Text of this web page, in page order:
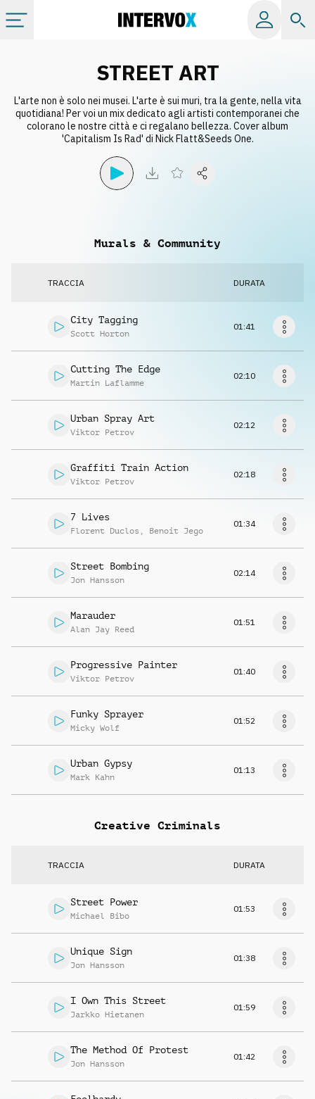
Album
Richiedi musica
STREET ART
L'arte non è solo nei musei. L'arte è sui muri, tra la gente, nella vita
quotidiana! Per voi un mix dedicato agli artisti contemporanei che
colorano le nostre città e ci regalano bellezza. Cover album
'Capitalism Is Rad' di Nick Flatt&Seeds One.
Murals & Community
TRACCIA DURATA
City Tagging
Scott Horton
01:41
Cutting The Edge
Martin Laflamme
02:10
Urban Spray Art
Viktor Petrov
02:12
Graffiti Train Action
Viktor Petrov
02:18
7 Lives
Florent Duclos , Benoit Jego
01:34
Street Bombing
Jon Hansson
02:14
Marauder
Alan Jay Reed
01:51
Progressive Painter
Viktor Petrov
01:40
Funky Sprayer
Micky Wolf
01:52
Urban Gypsy
Mark Kahn
01:13
Creative Criminals
TRACCIA DURATA
Street Power
Michael Bibo
01:53
Unique Sign
Jon Hansson
01:38
I Own This Street
Jarkko Hietanen
01:59
The Method Of Protest
Jon Hansson
01:42